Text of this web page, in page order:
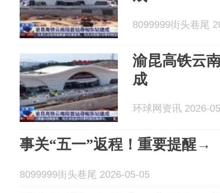
8099999街头巷尾
渝昆高铁云
成
环球网资讯 2026-
事关“五一”返程！重要提醒→
8099999街头巷尾 2026-05-05